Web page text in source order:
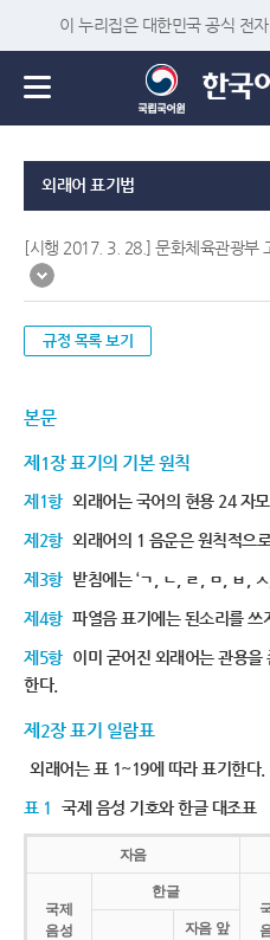
이 누리집은 대한민국 공식 전
외래어 표기법
[시행 2017. 3. 28.] 문화체육관광
규정 목록 보기
본문
제1장 표기의 기본 원칙
제1항 외래어는 국어의 현용 24 자
제2항 외래어의 1 음운은 원칙적으
제3항 받침에는 ‘ㄱ, ㄴ, ㄹ, ㅁ, ㅂ, ㅅ
제4항 파열음 표기에는 된소리를 쓰
제5항 이미 굳어진 외래어는 관용
한다.
제2장 표기 일람표
외래어는 표 1~19에 따라 표기한다.
표 1 국제 음성 기호와 한글 대조표
자음
국제
음성
한글
자음 앞